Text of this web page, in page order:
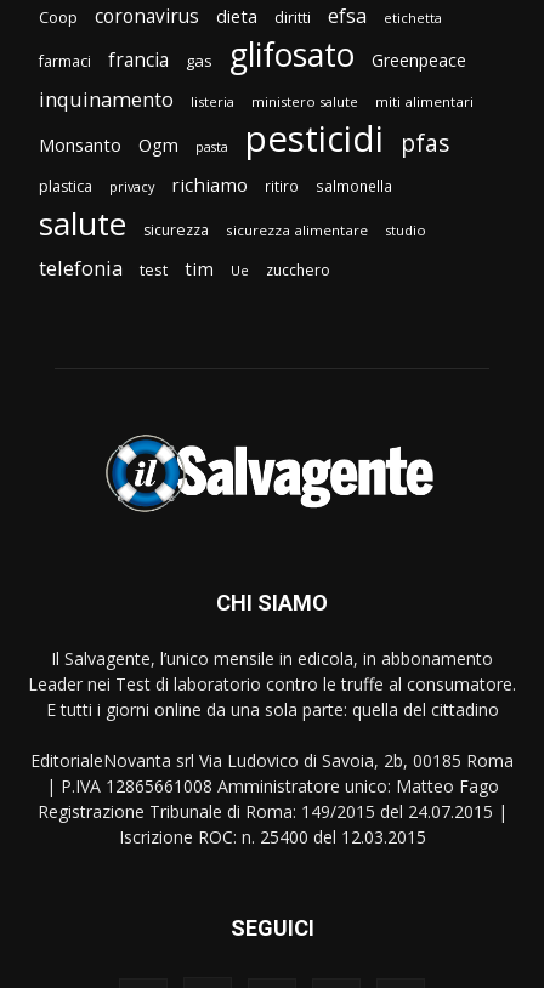
Coop coronavirus dieta diritti efsa etichetta
farmaci francia gas glifosato Greenpeace
inquinamento listeria ministero salute miti alimentari
Monsanto Ogm pasta pesticidi pfas
plastica privacy richiamo ritiro salmonella
salute sicurezza sicurezza alimentare studio
telefonia test tim Ue zucchero
CHI SIAMO
Il Salvagente, l’unico mensile in edicola, in abbonamento
Leader nei Test di laboratorio contro le truffe al consumatore.
E tutti i giorni online da una sola parte: quella del cittadino
EditorialeNovanta srl Via Ludovico di Savoia, 2b, 00185 Roma
| P.IVA 12865661008 Amministratore unico: Matteo Fago
Registrazione Tribunale di Roma: 149/2015 del 24.07.2015 |
Iscrizione ROC: n. 25400 del 12.03.2015
SEGUICI